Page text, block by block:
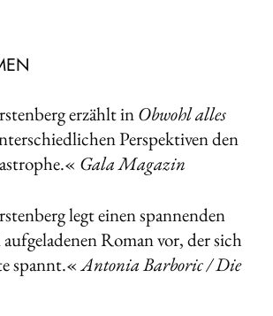
erzählt inObwohl alles
Perspektiven den
Gala Magazin
legt einen spannenden
Roman vor, der sich
spannt.«Antonia Barboric / Die